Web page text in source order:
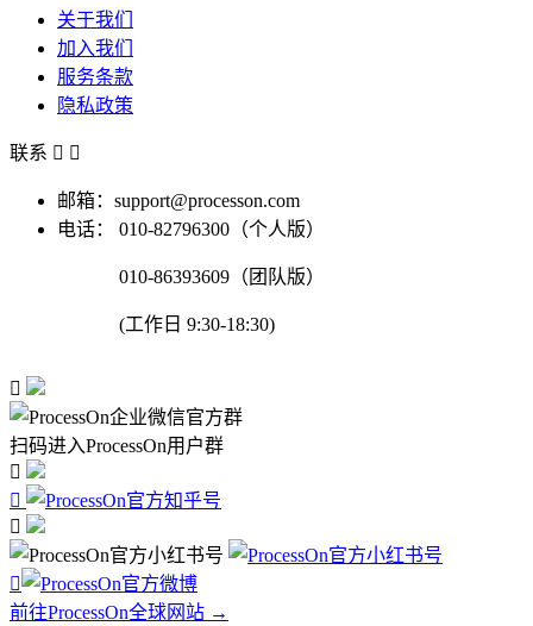
关于我们
加入我们
服务条款
隐私政策
联系  
邮箱：support@processon.com
电话：
010-82796300（个人版）
010-86393609（团队版）
(工作日 9:30-18:30)

扫码进入ProcessOn用户群




前往ProcessOn全球网站 →